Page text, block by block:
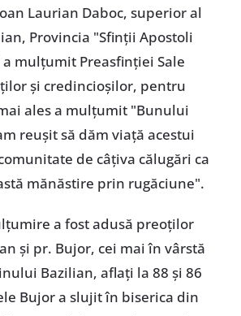
Laurian Daboc, superior al
Provincia "Sfinții Apostoli
a mulțumit Preasfinției Sale
și credincioșilor, pentru
ales a mulțumit "Bunului
reușit să dăm viață acestui
de câțiva călugări ca
mănăstire prin rugăciune".
a fost adusă preoților
și pr. Bujor, cei mai în vârstă
Bazilian, aflați la 88 și 86
Bujor a slujit în biserica din